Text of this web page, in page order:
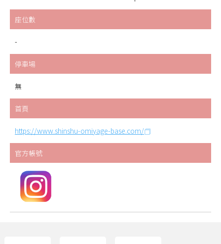
座位數
-
停車場
無
首頁
https://www.shinshu-omiyage-base.com/
官方帳號